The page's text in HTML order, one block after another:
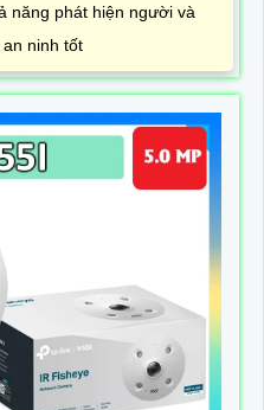
năng phát hiện người và
ninh tốt